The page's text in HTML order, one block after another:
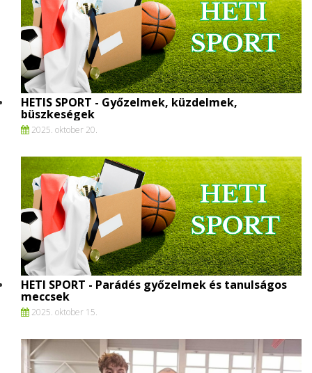
HETIS SPORT - Győzelmek, küzdelmek,
büszkeségek
2025. oktober 20.
HETI SPORT - Parádés győzelmek és tanulságos
meccsek
2025. oktober 15.